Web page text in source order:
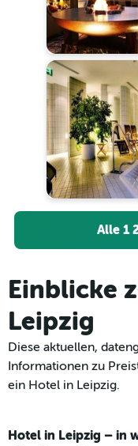
Alle 1
Einblicke
Leipzig
Diese aktuellen,
Informationen zu
ein Hotel in Leipzig.
Hotel in Leipzig – in